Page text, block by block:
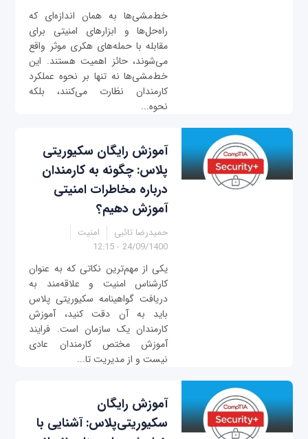
خط‌مشی‌ها به همان اندازه‌ای که
راه‌حل‌ها و ابزارهای امنیتی برای
مقابله با حمله‌های هکری موثر واقع
می‌شوند، حائز اهمیت هستند. این
خط‌مشی‌ها نه تنها بر نحوه عملکرد
کارمندان نظارت می‌کنند، بلکه
نحوه...
آموزش رایگان سکیوریتی
پلاس: چگونه به کارمندان
درباره مخاطرات امنیتی
آموزش دهیم؟
حمیدرضا تائبی
امنیت
24/09/1400 - 12:15
یکی از مهم‌ترین نکاتی که به عنوان
کارشناس امنیت و علاقه‌مند به
دریافت گواهینامه سکیوریتی پلاس
باید به آن دقت کنید، آموزش
کارمندان یک سازمان است. فرایند
آموزش مختص کارمندان عادی
نیست و از مدیریت تا...
آموزش رایگان
سکیوریتی‌پلاس: آشنایی با